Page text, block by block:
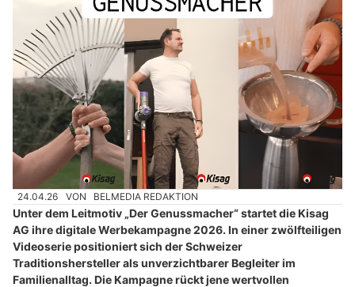
24.04.26 VON BELMEDIA REDAKTION
Unter dem Leitmotiv „Der Genussmacher“ startet die Kisag
AG ihre digitale Werbekampagne 2026. In einer zwölfteiligen
Videoserie positioniert sich der Schweizer
Traditionshersteller als unverzichtbarer Begleiter im
Familienalltag. Die Kampagne rückt jene wertvollen